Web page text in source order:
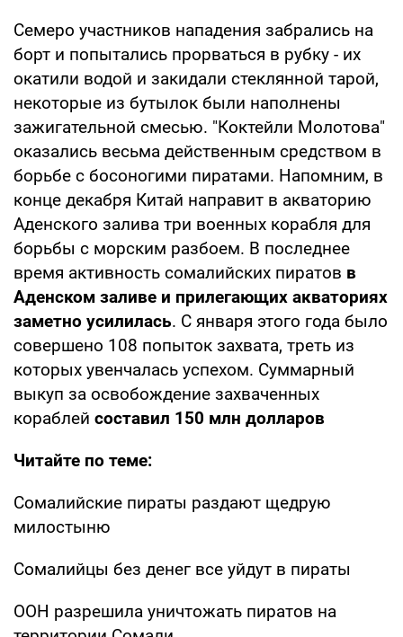
Семеро участников нападения забрались на
борт и попытались прорваться в рубку - их
окатили водой и закидали стеклянной тарой,
некоторые из бутылок были наполнены
зажигательной смесью. "Коктейли Молотова"
оказались весьма действенным средством в
борьбе с босоногими пиратами. Напомним, в
конце декабря Китай направит в акваторию
Аденского залива три военных корабля для
борьбы с морским разбоем. В последнее
время активность сомалийских пиратов в
Аденском заливе и прилегающих акваториях
заметно усилилась. С января этого года было
совершено 108 попыток захвата, треть из
которых увенчалась успехом. Суммарный
выкуп за освобождение захваченных
кораблей составил 150 млн долларов
Читайте по теме:
Сомалийские пираты раздают щедрую
милостыню
Сомалийцы без денег все уйдут в пираты
ООН разрешила уничтожать пиратов на